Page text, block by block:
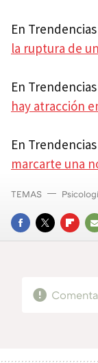
En
la ruptura de
En
hay atracción
En
marcarte una
FACEBOOK
TWITTER
TEMAS